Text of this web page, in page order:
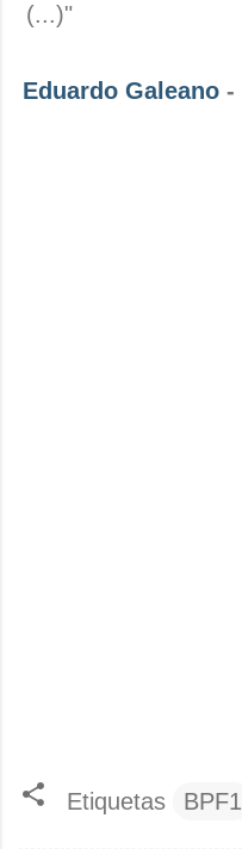
(...)"
Eduardo Galeano -
Etiquetas BPF1